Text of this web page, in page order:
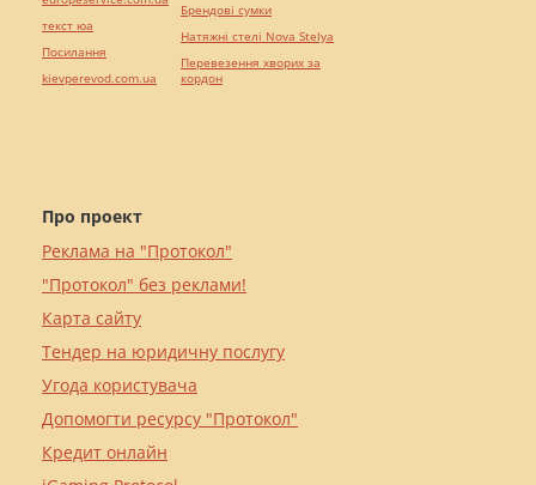
Про проект
Реклама на "Протокол"
"Протокол" без реклами!
Карта сайту
Тендер на юридичну послугу
Угода користувача
Допомогти ресурсу "Протокол"
Кредит онлайн
текст юа
Посилання
kievperevod.com.ua
Брендові сумки
Натяжні стелі Nova Stelya
Перевезення хворих за
кордон